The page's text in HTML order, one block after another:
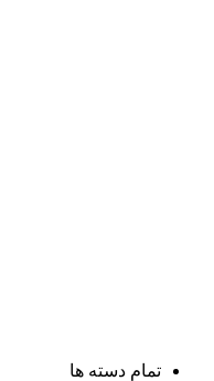
تمام دسته ها